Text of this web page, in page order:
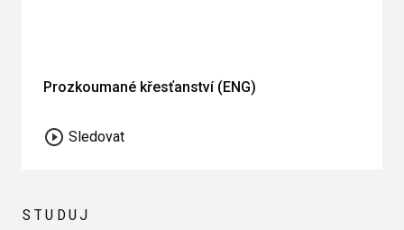
Prozkoumané křesťanství (ENG)
Sledovat
STUDUJ